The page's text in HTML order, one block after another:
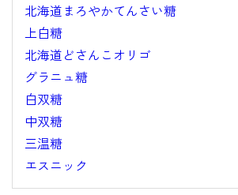
北海道まろやかてんさい糖
上白糖
北海道どさんこオリゴ
グラニュ糖
白双糖
中双糖
三温糖
エスニック